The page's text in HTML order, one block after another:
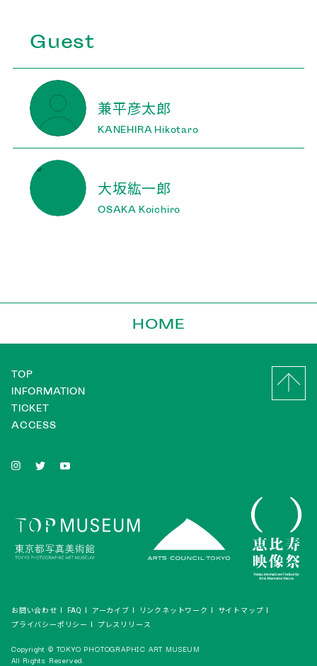
Guest
兼平彦太郎
KANEHIRA Hikotaro
大坂紘一郎
OSAKA Koichiro
HOME
TOP
INFORMATION
TICKET
ACCESS
お問い合わせ FAQ アーカイブ リンクネットワーク
サイトマップ
プライバシーポリシー
プレスリリース
Copyright © TOKYO PHOTOGRAPHIC ART MUSEUM
All Rights Reserved.